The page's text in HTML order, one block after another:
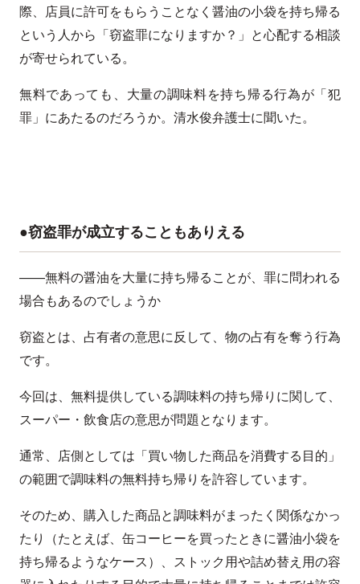
際、店員に許可をもらうことなく醤油の小袋を持ち帰る
という人から「窃盗罪になりますか？」と心配する相談
が寄せられている。
無料であっても、大量の調味料を持ち帰る行為が「犯
罪」にあたるのだろうか。清水俊弁護士に聞いた。
●窃盗罪が成立することもありえる
——無料の醤油を大量に持ち帰ることが、罪に問われる
場合もあるのでしょうか
窃盗とは、占有者の意思に反して、物の占有を奪う行為
です。
今回は、無料提供している調味料の持ち帰りに関して、
スーパー・飲食店の意思が問題となります。
通常、店側としては「買い物した商品を消費する目的」
の範囲で調味料の無料持ち帰りを許容しています。
そのため、購入した商品と調味料がまったく関係なかっ
たり（たとえば、缶コーヒーを買ったときに醤油小袋を
持ち帰るようなケース）、ストック用や詰め替え用の容